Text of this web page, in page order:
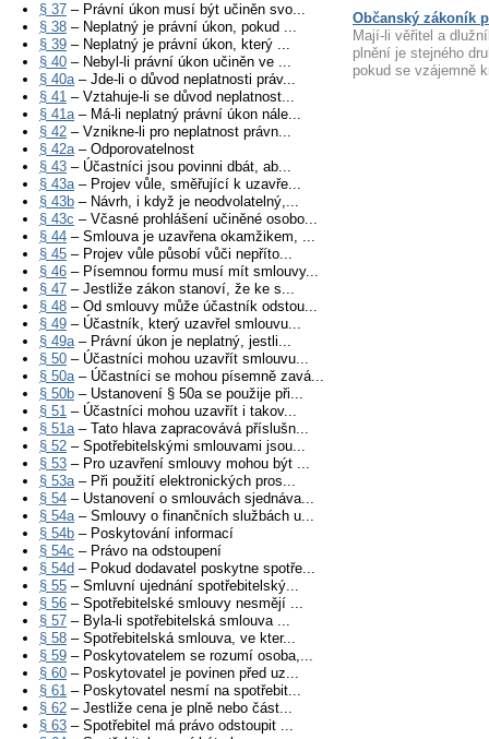
§ 37 – Právní úkon musí být učiněn svo...
§ 38 – Neplatný je právní úkon, pokud ...
§ 39 – Neplatný je právní úkon, který ...
§ 40 – Nebyl-li právní úkon učiněn ve ...
§ 40a– Jde-li o důvod neplatnosti práv...
§ 41 – Vztahuje-li se důvod neplatnost...
§ 41a– Má-li neplatný právní úkon nále...
§ 42 – Vznikne-li pro neplatnost právn...
§ 42a– Odporovatelnost
§ 43 – Účastníci jsou povinni dbát, ab...
§ 43a– Projev vůle, směřující k uzavře...
§ 43b – Návrh, i když je neodvolatelný,...
§ 43c – Včasné prohlášení učiněné osobo...
§ 44 – Smlouva je uzavřena okamžikem, ...
§ 45 – Projev vůle působí vůči nepříto...
§ 46 – Písemnou formu musí mít smlouvy...
§ 47 – Jestliže zákon stanoví, že ke s...
§ 48 – Od smlouvy může účastník odstou...
§ 49 – Účastník, který uzavřel smlouvu...
§ 49a– Právní úkon je neplatný, jestli...
§ 50 – Účastníci mohou uzavřít smlouvu...
§ 50a– Účastníci se mohou písemně zavá...
§ 50b – Ustanovení § 50a se použije při...
§ 51 – Účastníci mohou uzavřít i takov...
§ 51a– Tato hlava zapracovává příslušn...
§ 52 – Spotřebitelskými smlouvami jsou...
§ 53 – Pro uzavření smlouvy mohou být ...
§ 53a– Při použití elektronických pros...
§ 54 – Ustanovení o smlouvách sjednáva...
§ 54a– Smlouvy o finančních službách u...
§ 54b – Poskytování informací
§ 54c – Právo na odstoupení
§ 54d – Pokud dodavatel poskytne spotře...
§ 55 – Smluvní ujednání spotřebitelský...
§ 56 – Spotřebitelské smlouvy nesmějí ...
§ 57 – Byla-li spotřebitelská smlouva ...
§ 58 – Spotřebitelská smlouva, ve kter...
§ 59 – Poskytovatelem se rozumí osoba,...
§ 60 – Poskytovatel je povinen před uz...
§ 61 – Poskytovatel nesmí na spotřebit...
§ 62 – Jestliže cena je plně nebo část...
§ 63 – Spotřebitel má právo odstoupit ...
Občanský zákoník
Mají-li věřitel a
plnění je stejného
pokud se vzájemně